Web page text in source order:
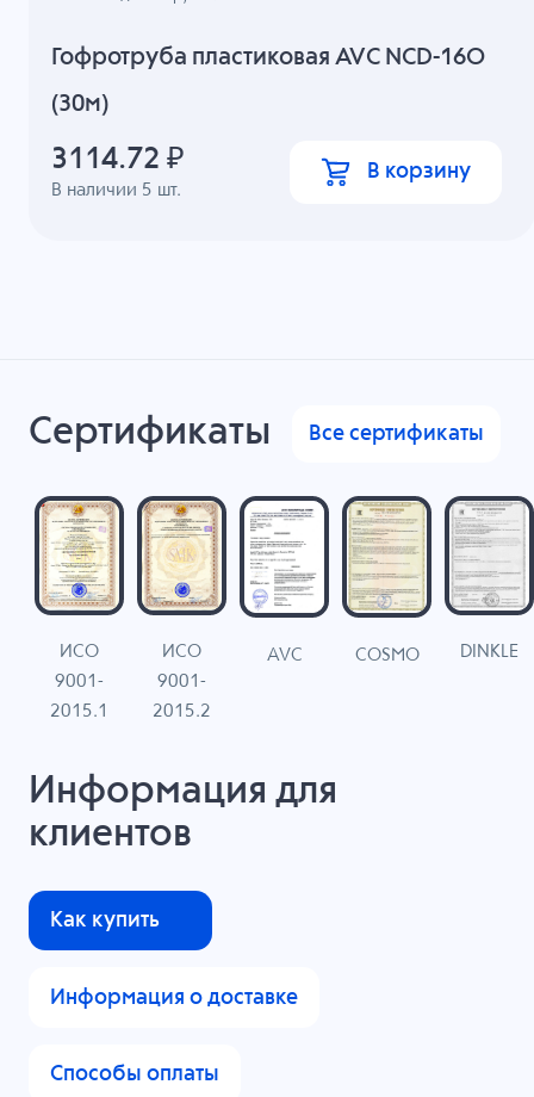
Гофротруба пластиковая AVC NCD-16O
(30м)
В наличии 5 шт.
3114.72 ₽ В корзину
Сертификаты Все сертификаты
ИСО
9001-
2015.1
ИСО
9001-
2015.2
AVC COSMO DINKLE
Информация для
клиентов
Как купить
Информация о доставке
Способы оплаты